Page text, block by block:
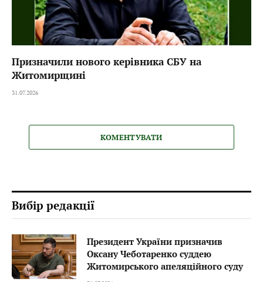
Призначили нового керівника СБУ на
Житомирщині
31.07.2026
КОМЕНТУВАТИ
Вибір редакції
Президент України призначив
Оксану Чеботаренко суддею
Житомирського апеляційного суду